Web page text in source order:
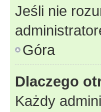
Jeśli nie
Góra
Dlaczego
Każdy